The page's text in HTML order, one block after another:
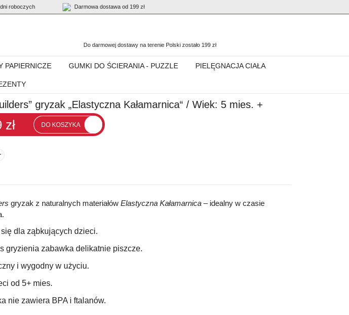
roboczych Darmowa dostawa od 199 zł
Do darmowej dostawy na terenie Polski zostało 199 zł
PAPIERNICZE GUMKI DO ŚCIERANIA - PUZZLE PIELĘGNACJA CIAŁA
gryzak „Elastyczna Kałamarnica“ / Wiek: 5 mies. +
zł DO KOSZYKA
gryzak z naturalnych materiałów Elastyczna Kałamarnica – idealny w czasie
dla ząbkujących dzieci.
gryzienia zabawka delikatnie piszcze.
i wygodny w użyciu.
od 5+ mies.
nie zawiera BPA i ftalanów.